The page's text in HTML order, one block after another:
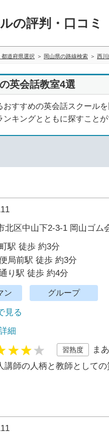
の評判・口コミ
道府県選択 岡山県の路線検索 西川
英会話教室4選
すすめの英会話スクール
キングとともに探すことが
北区中山下2-3-1 岡山ゴム
駅 徒歩 約3分
局前駅 徒歩 約3分
り駅 徒歩 約4分
ン グループ
見る
細
習熟度
ま
講師の人柄と教師としての